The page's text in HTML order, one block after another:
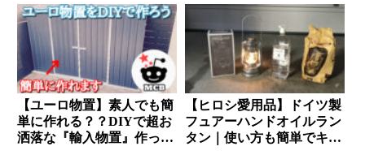
【ユーロ物置】素人でも簡
単に作れる？？DIYで超お
洒落な『輸入物置』作って
【ヒロシ愛用品】ドイツ製
フュアーハンドオイルラン
タン｜使い方も簡単でキャ